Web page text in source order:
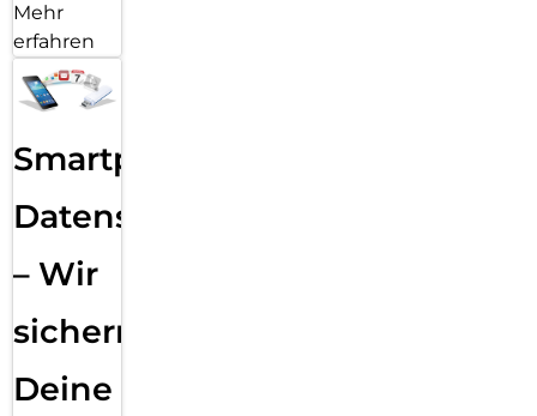
Mehr
erfahren
Smartphone
Datensicherung
– Wir
sichern
Deine